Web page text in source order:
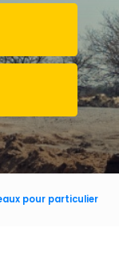
pour particulier